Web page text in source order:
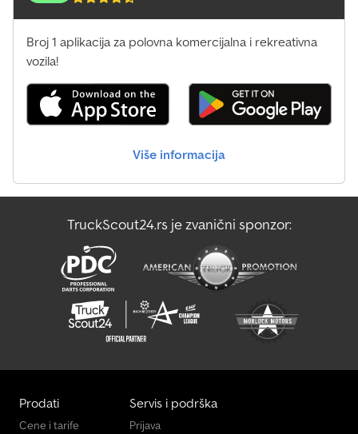
Broj 1 aplikacija za polovna komercijalna i rekreativna
vozila!
Više informacija
TruckScout24.rs je zvanični sponzor:
Prodati
Cene i tarife
Servis i podrška
Prijava